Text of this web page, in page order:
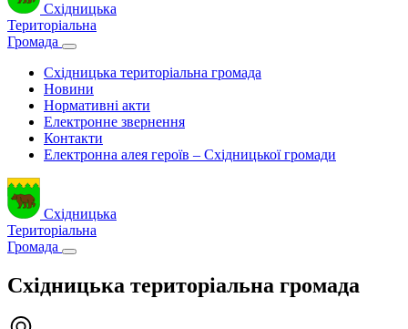
Східницька
Територіальна
Громада
Східницька територіальна громада
Новини
Нормативні акти
Електронне звернення
Контакти
Електронна алея героїв – Східницької громади
Східницька
Територіальна
Громада
Східницька територіальна громада